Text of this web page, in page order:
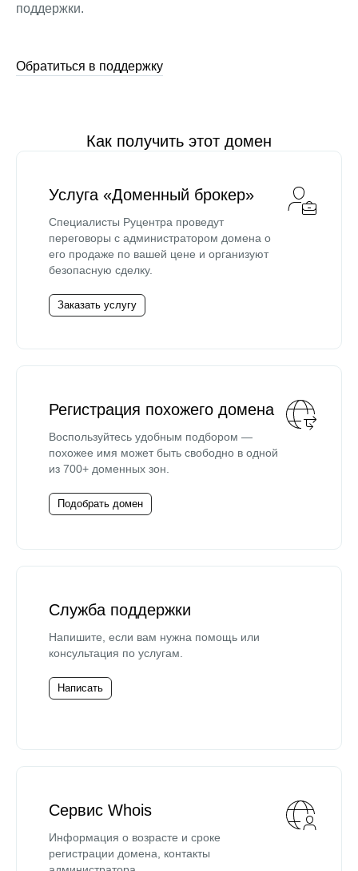
поддержки.
Обратиться в поддержку
Как получить этот домен
Услуга «Доменный брокер»
Специалисты Руцентра проведут
переговоры с администратором домена о
его продаже по вашей цене и организуют
безопасную сделку.
Заказать услугу
Регистрация похожего домена
Воспользуйтесь удобным подбором —
похожее имя может быть свободно в одной
из 700+ доменных зон.
Подобрать домен
Служба поддержки
Напишите, если вам нужна помощь или
консультация по услугам.
Написать
Сервис Whois
Информация о возрасте и сроке
регистрации домена, контакты